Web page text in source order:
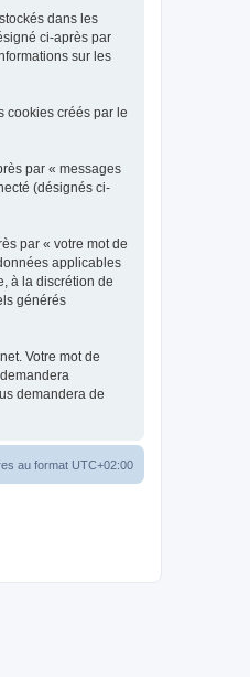
dans les
ci-après par
sur les
cookies créés par le
par « messages
(désignés ci-
par « votre mot de
applicables
à la discrétion de
générés
Votre mot de
demandera de
au format UTC+02:00